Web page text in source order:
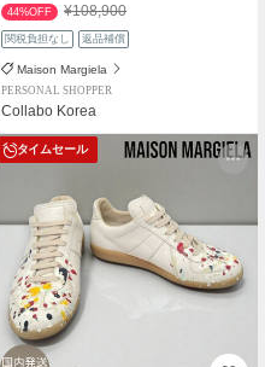
44%OFF ¥108,900
関税負担なし 返品補償
Maison Margiela
PERSONAL SHOPPER
Collabo Korea
タイムセール